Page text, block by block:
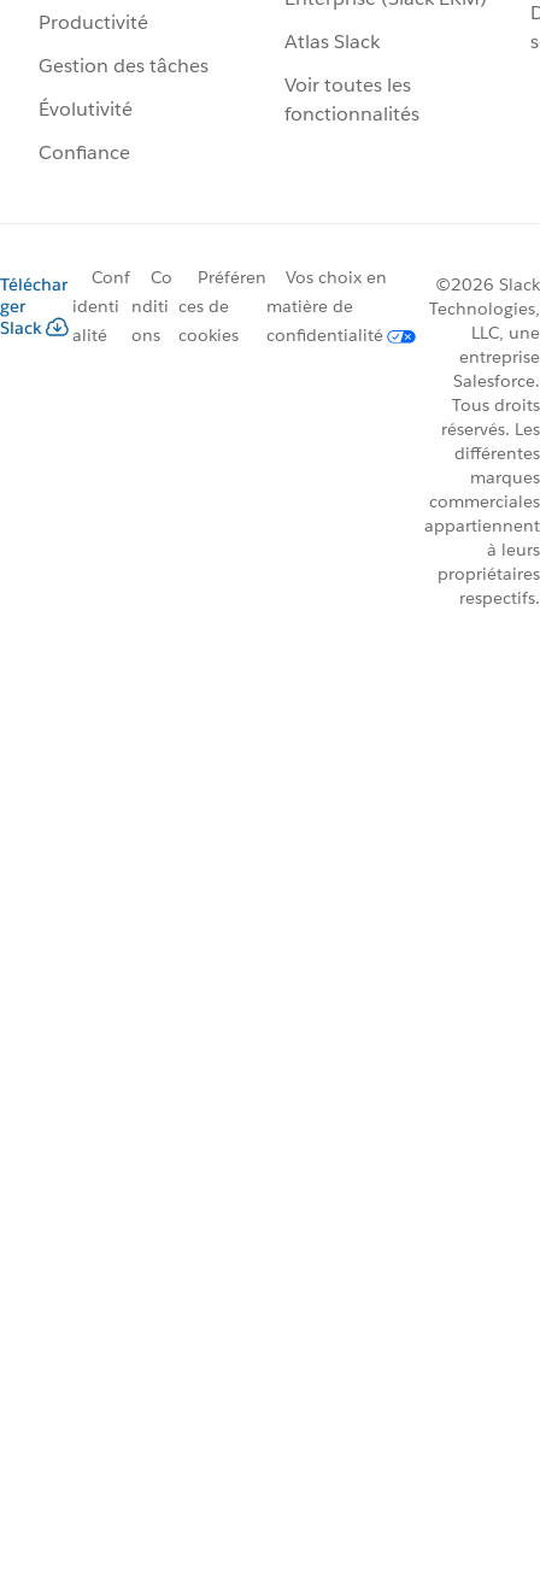
Productivité
Gestion des tâches
Évolutivité
Confiance
Atlas Slack
Voir toutes les
fonctionnalités
Téléchar
ger
Slack
Conf
identi
alité
Co
nditi
ons
Préféren
ces de
cookies
Vos choix en
matière de
confidentialité
©2026 Slack
Technologies,
LLC, une
entreprise
Salesforce.
Tous droits
réservés. Les
différentes
marques
commerciales
appartiennent
à leurs
propriétaires
respectifs.